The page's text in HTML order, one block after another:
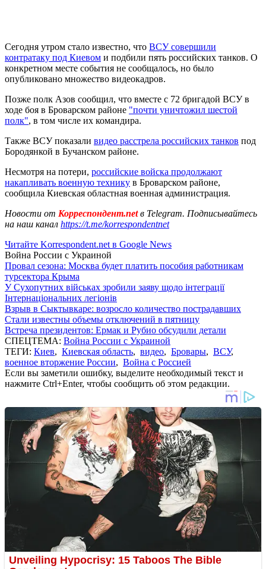
Сегодня утром стало известно, что ВСУ совершили
контратаку под Киевом и подбили пять российских танков. О
конкретном месте события не сообщалось, но было
опубликовано множество видеокадров.
Позже полк Азов сообщил, что вместе с 72 бригадой ВСУ в
ходе боя в Броварском районе "почти уничтожил шестой
полк", в том числе их командира.
Также ВСУ показали видео расстрела российских танков под
Бородянкой в Бучанском районе.
Несмотря на потери, российские войска продолжают
накапливать военную технику в Броварском районе,
сообщила Киевская областная военная администрация.
Новости от Корреспондент.netв Telegram. Подписывайтесь
на наш канал https://t.me/korrespondentnet
Читайте Korrespondent.net в Google News
Война России с Украиной
Провал сезона: Москва будет платить пособия работникам
турсектора Крыма
У Сухопутних військах зробили заяву щодо інтеграції
Інтернаціональних легіонів
Взрыв в Сыктывкаре: возросло количество пострадавших
Стали известны объемы отключений в пятницу
Встреча президентов: Ермак и Рубио обсудили детали
СПЕЦТЕМА: Война России с Украиной
ТЕГИ: Киев, Киевская область, видео, Бровары, ВСУ,
военное вторжение России, Война с Россией
Если вы заметили ошибку, выделите необходимый текст и
нажмите Ctrl+Enter, чтобы сообщить об этом редакции.